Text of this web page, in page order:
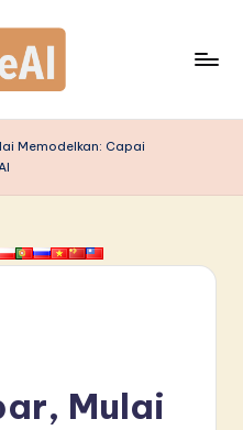
Memodelkan: Capai
Mulai